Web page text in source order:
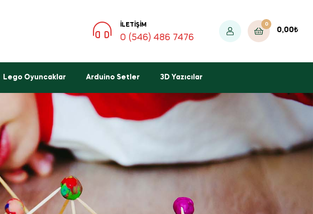
İLETIŞIM
0 (546) 486 7476
0
0,00₺
Lego Oyuncaklar Arduino Setler 3D Yazıcılar